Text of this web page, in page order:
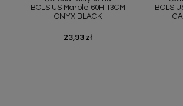
BOLSIUS Marble 60H 13CM
ONYX BLACK
Cena
23,93 zł